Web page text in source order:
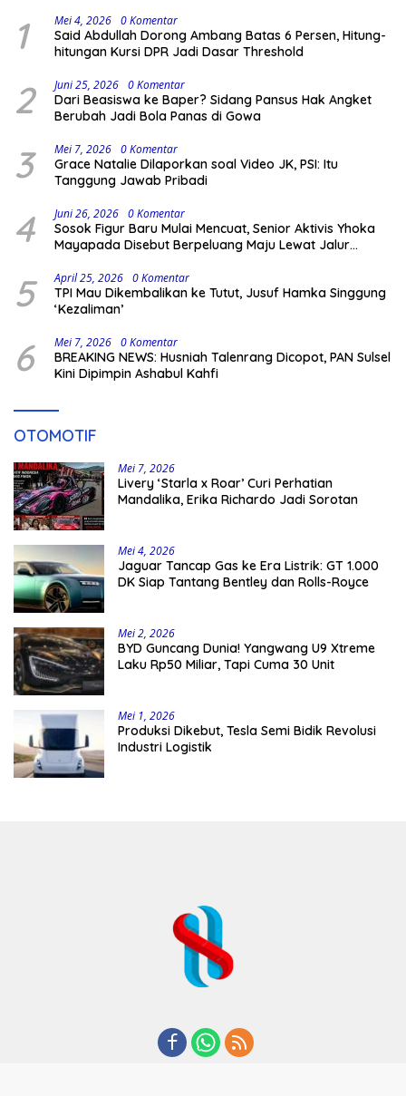
1 Mei 4, 2026 0 Komentar
Said Abdullah Dorong Ambang Batas 6 Persen, Hitung-
hitungan Kursi DPR Jadi Dasar Threshold
2 Juni 25, 2026 0 Komentar
Dari Beasiswa ke Baper? Sidang Pansus Hak Angket
Berubah Jadi Bola Panas di Gowa
3 Mei 7, 2026 0 Komentar
Grace Natalie Dilaporkan soal Video JK, PSI: Itu
Tanggung Jawab Pribadi
4 Juni 26, 2026 0 Komentar
Sosok Figur Baru Mulai Mencuat, Senior Aktivis Yhoka
Mayapada Disebut Berpeluang Maju Lewat Jalur
5 April 25, 2026 0 Komentar
TPI Mau Dikembalikan ke Tutut, Jusuf Hamka Singgung
‘Kezaliman’
6 Mei 7, 2026 0 Komentar
BREAKING NEWS: Husniah Talenrang Dicopot, PAN Sulsel
Kini Dipimpin Ashabul Kahfi
OTOMOTIF
Mei 7, 2026
Livery ‘Starla x Roar’ Curi Perhatian
Mandalika, Erika Richardo Jadi Sorotan
Mei 4, 2026
Jaguar Tancap Gas ke Era Listrik: GT 1.000
DK Siap Tantang Bentley dan Rolls-Royce
Mei 2, 2026
BYD Guncang Dunia! Yangwang U9 Xtreme
Laku Rp50 Miliar, Tapi Cuma 30 Unit
Mei 1, 2026
Produksi Dikebut, Tesla Semi Bidik Revolusi
Industri Logistik